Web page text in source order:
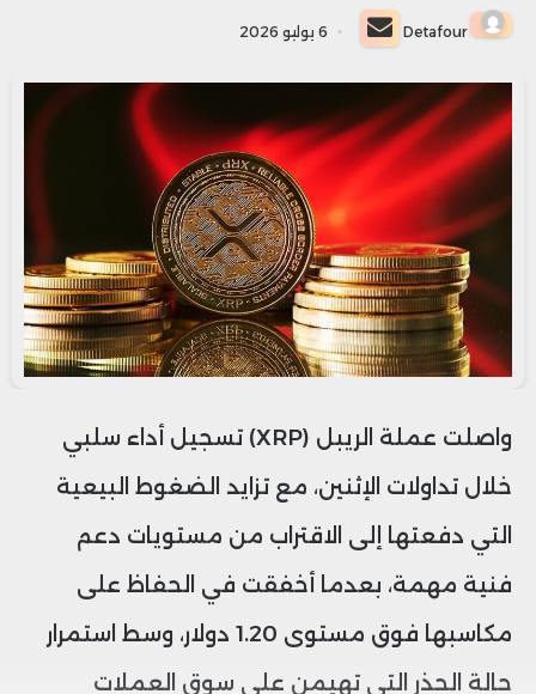
Detafour
أرسل
بريدا
إلكترونيا
6 يوليو 2026
واصلت عملة الريبل (XRP) تسجيل أداء سلبي
خلال تداولات الإثنين، مع تزايد الضغوط البيعية
التي دفعتها إلى الاقتراب من مستويات دعم
فنية مهمة، بعدما أخفقت في الحفاظ على
مكاسبها فوق مستوى 1.20 دولار، وسط استمرار
حالة الحذر التي تهيمن على سوق العملات